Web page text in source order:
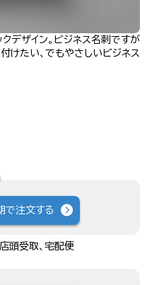
デザイン。ビジネス名刺ですが
けたい、でもやさしいビジネス
で注文する
店頭受取、宅配便